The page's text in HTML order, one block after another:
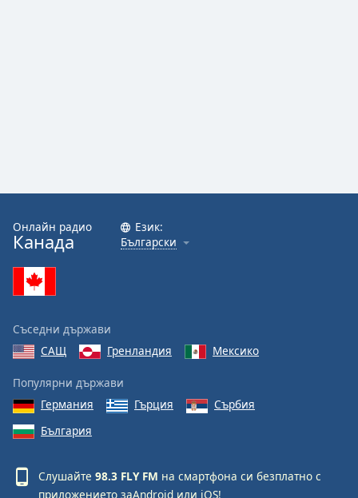
Онлайн радио
Канада
Език:
Български
Съседни държави
САЩ
Гренландия Мексико
Популярни държави
Германия
Гърция
Сърбия
България
Слушайте 98.3 FLY FM на смартфона си безплатно с
приложението заAndroid или iOS!